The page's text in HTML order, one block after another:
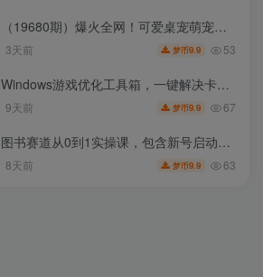
（19680期）爆火全网！可爱桌宠萌宠小工具来啦，附带超全皮肤，开源免费 Windows/Mac系统可用 BongoCat
3天前 梦币9.9 53
Windows游戏优化工具箱，一键解决卡顿掉帧，还支持系统深度优化，开源免费，太香了新境盒NexBox
9天前 梦币9.9 67
图书赛道从0到1实操课，包含新号启动、老号转型、搜索流量抓取、选品策略及爆款图文打造等
8天前 梦币9.9 63